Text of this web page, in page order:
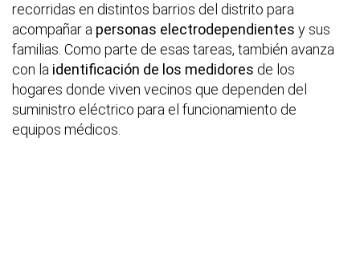
recorridas en distintos barrios del distrito para
acompañar a personas electrodependientes y sus
familias. Como parte de esas tareas, también avanza
con la identificación de los medidores de los
hogares donde viven vecinos que dependen del
suministro eléctrico para el funcionamiento de
equipos médicos.